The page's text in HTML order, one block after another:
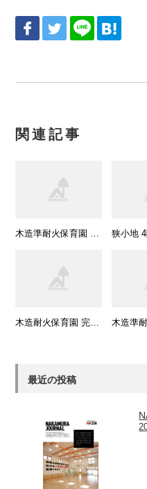
関連記事
最近の投稿